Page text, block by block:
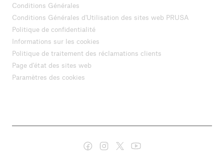
Conditions Générales
Conditions Générales d'Utilisation des sites web PRUSA
Politique de confidentialité
Informations sur les cookies
Politique de traitement des réclamations clients
Page d'état des sites web
Paramètres des cookies